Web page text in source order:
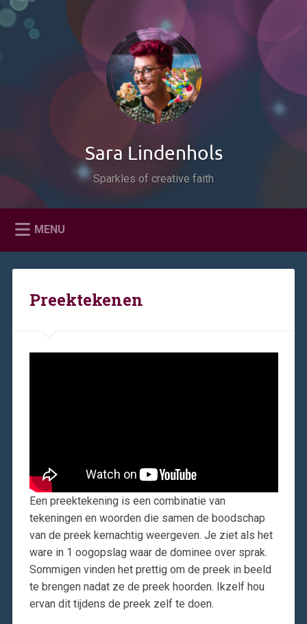
Naar
inhoud
Zoeken
Sara Lindenhols
Sparkles of creative faith
MENU
Preektekenen
Een preektekening is een combinatie van
tekeningen en woorden die samen de boodschap
van de preek kernachtig weergeven. Je ziet als het
ware in 1 oogopslag waar de dominee over sprak.
Sommigen vinden het prettig om de preek in beeld
te brengen nadat ze de preek hoorden. Ikzelf hou
ervan dit tijdens de preek zelf te doen.